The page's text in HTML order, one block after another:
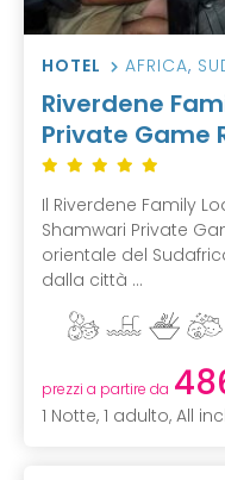
HOTEL AFRICA,
Riverdene
Private Game
Il Riverdene Family
Shamwari Private
orientale del
dalla città ...
prezzi a partire da
1 Notte, 1 adulto, All